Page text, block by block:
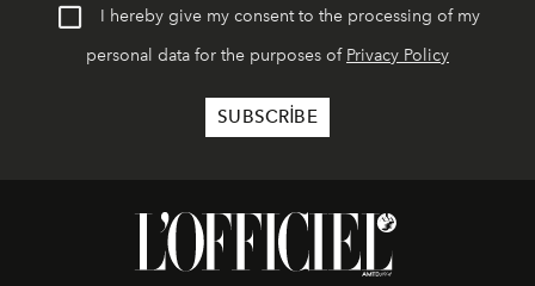
I hereby give my consent to the processing of my
personal data for the purposes of Privacy Policy